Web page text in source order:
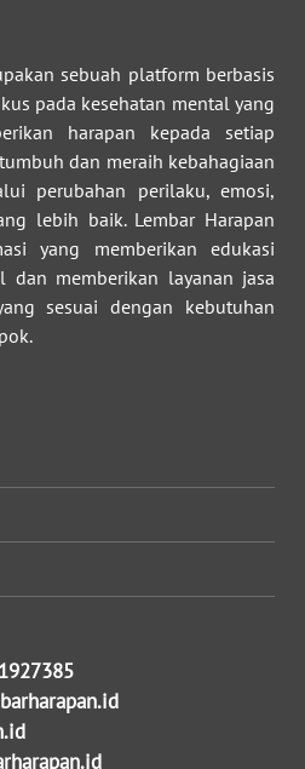
sebuah platform berbasis
pada kesehatan mental yang
harapan kepada setiap
dan meraih kebahagiaan
perubahan perilaku, emosi,
lebih baik. Lembar Harapan
yang memberikan edukasi
dan memberikan layanan jasa
sesuai dengan kebutuhan